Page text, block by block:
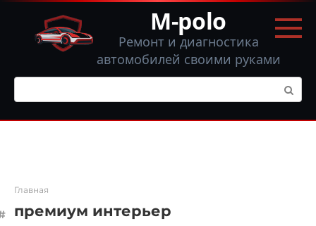
Перейти
контенту
M-polo
Ремонт и диагностика
автомобилей своими руками
Поиск:
Главная
премиум интерьер